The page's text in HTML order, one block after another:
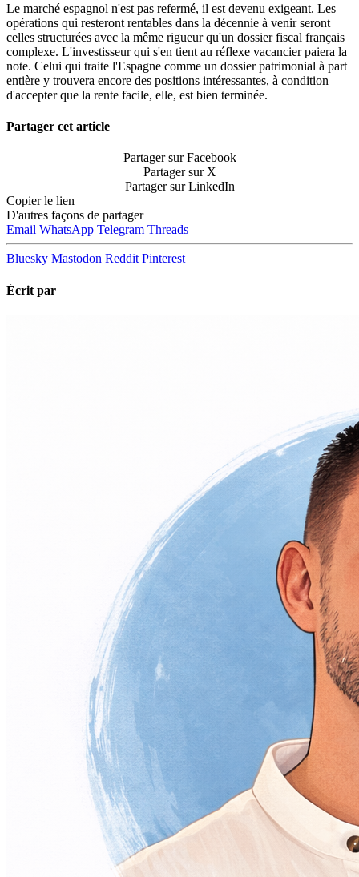
Le marché espagnol n'est pas refermé, il est devenu exigeant. Les
opérations qui resteront rentables dans la décennie à venir seront
celles structurées avec la même rigueur qu'un dossier fiscal français
complexe. L'investisseur qui s'en tient au réflexe vacancier paiera la
note. Celui qui traite l'Espagne comme un dossier patrimonial à part
entière y trouvera encore des positions intéressantes, à condition
d'accepter que la rente facile, elle, est bien terminée.
Partager cet article
Partager sur Facebook
Partager sur X
Partager sur LinkedIn
Copier le lien
D'autres façons de partager
Email WhatsApp Telegram Threads
Bluesky Mastodon RedditPinterest
Écrit par